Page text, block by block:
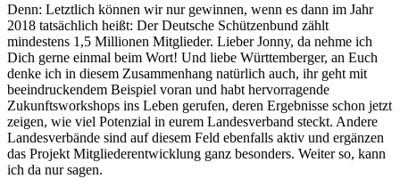
Denn: Letztlich können wir nur gewinnen, wenn es dann im Jahr
2018 tatsächlich heißt: Der Deutsche Schützenbund zählt
mindestens 1,5 Millionen Mitglieder. Lieber Jonny, da nehme ich
Dich gerne einmal beim Wort! Und liebe Württemberger, an Euch
denke ich in diesem Zusammenhang natürlich auch, ihr geht mit
beeindruckendem Beispiel voran und habt hervorragende
Zukunftsworkshops ins Leben gerufen, deren Ergebnisse schon jetzt
zeigen, wie viel Potenzial in eurem Landesverband steckt. Andere
Landesverbände sind auf diesem Feld ebenfalls aktiv und ergänzen
das Projekt Mitgliederentwicklung ganz besonders. Weiter so, kann
ich da nur sagen.